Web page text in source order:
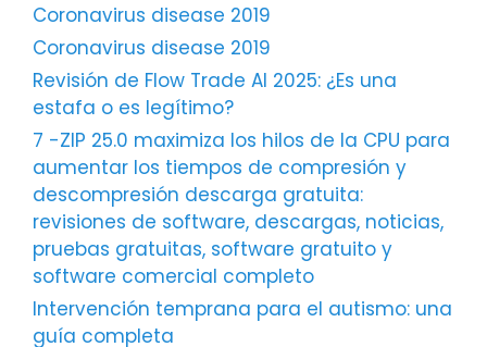
Coronavirus disease 2019
Coronavirus disease 2019
Revisión de Flow Trade AI 2025: ¿Es una
estafa o es legítimo?
7 -ZIP 25.0 maximiza los hilos de la CPU para
aumentar los tiempos de compresión y
descompresión descarga gratuita:
revisiones de software, descargas, noticias,
pruebas gratuitas, software gratuito y
software comercial completo
Intervención temprana para el autismo: una
guía completa